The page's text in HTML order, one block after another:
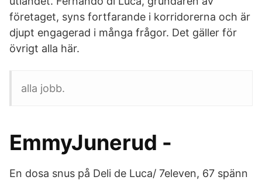
företaget, syns fortfarande i korridorerna och är
djupt engagerad i många frågor. Det gäller för
övrigt alla här.
alla jobb.
EmmyJunerud -
En dosa snus på Deli de Luca/ 7eleven, 67 spänn